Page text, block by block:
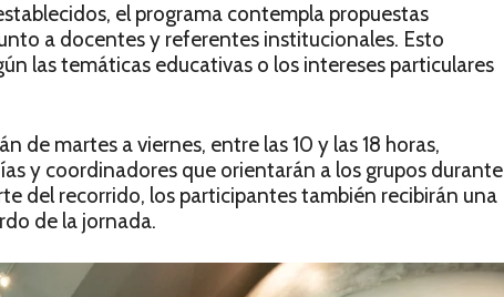
el programa contempla propuestas
a docentes y referentes institucionales. Esto
las temáticas educativas o los intereses particulares
de martes a viernes, entre las 10 y las 18 horas,
y coordinadores que orientarán a los grupos durante
del recorrido, los participantes también recibirán una
de la jornada.